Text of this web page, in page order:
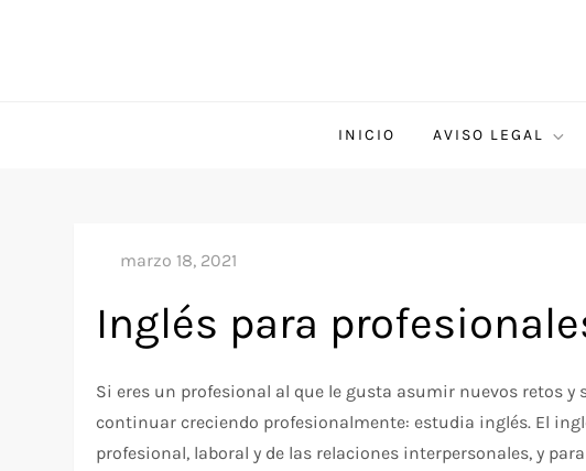
INICIO AVISO LEGAL
Inglés para
Si eres un profesional al que le gusta asumir nuevos retos
continuar creciendo profesionalmente: estudia inglés. El
profesional, laboral y de las relaciones interpersonales, y